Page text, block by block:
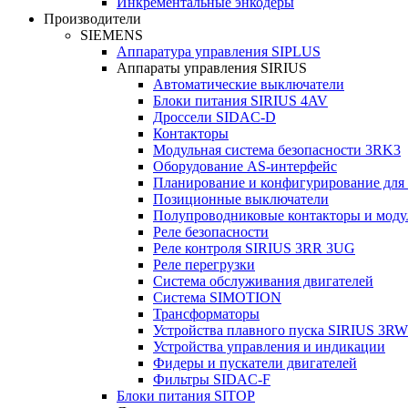
Производители
SIEMENS
Аппаратура управления SIPLUS
Аппараты управления SIRIUS
Автоматические выключатели
Блоки питания SIRIUS 4AV
Дроссели SIDAC-D
Контакторы
Модульная система безопасности 3RK3
Оборудование AS-интерфейс
Планирование и конфигурирование
Позиционные выключатели
Полупроводниковые контакторы и
Реле безопасности
Реле контроля SIRIUS 3RR 3UG
Реле перегрузки
Сиcтема обслуживания двигателей
Система SIMOTION
Трансформаторы
Устройства плавного пуска SIRIUS 3RW
Устройства управления и индикации
Фидеры и пускатели двигателей
Фильтры SIDAC-F
Блоки питания SITOP